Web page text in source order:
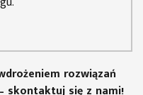
rozwiązań
skontaktuj się z nami!